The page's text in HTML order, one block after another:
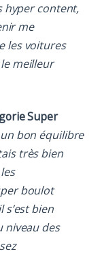
hyper content,
me
les voitures
meilleur
Super
bon équilibre
très bien
boulot
bien
niveau des